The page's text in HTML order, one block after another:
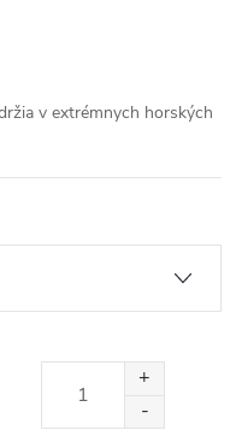
v extrémnych horských